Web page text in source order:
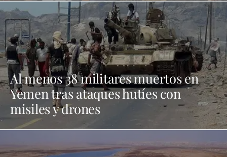
Al menos 38 militares muertos en
Yemen tras ataques hutíes con
misiles y drones